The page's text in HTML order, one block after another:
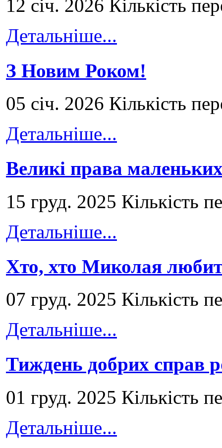
12 січ. 2026 Кількість
Детальніше...
З Новим Роком!
05 січ. 2026 Кількість
Детальніше...
Великі права маленьких
15 груд. 2025 Кількість
Детальніше...
Хто, хто Миколая
07 груд. 2025 Кількість
Детальніше...
Тиждень добрих справ
01 груд. 2025 Кількість
Детальніше...